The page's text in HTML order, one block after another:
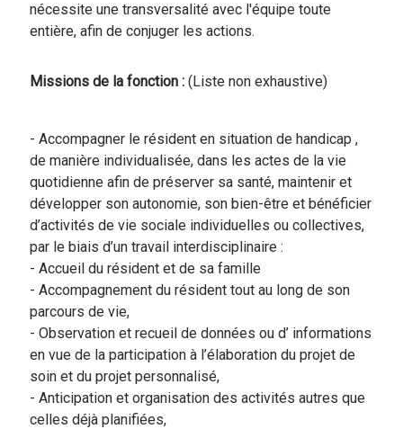
nécessite une transversalité avec l'équipe toute
entière, afin de conjuger les actions.
Missions de la fonction : (Liste non exhaustive)
- Accompagner le résident en situation de handicap ,
de manière individualisée, dans les actes de la vie
quotidienne afin de préserver sa santé, maintenir et
développer son autonomie, son bien-être et bénéficier
d’activités de vie sociale individuelles ou collectives,
par le biais d’un travail interdisciplinaire :
- Accueil du résident et de sa famille
- Accompagnement du résident tout au long de son
parcours de vie,
- Observation et recueil de données ou d’ informations
en vue de la participation à l’élaboration du projet de
soin et du projet personnalisé,
- Anticipation et organisation des activités autres que
celles déjà planifiées,